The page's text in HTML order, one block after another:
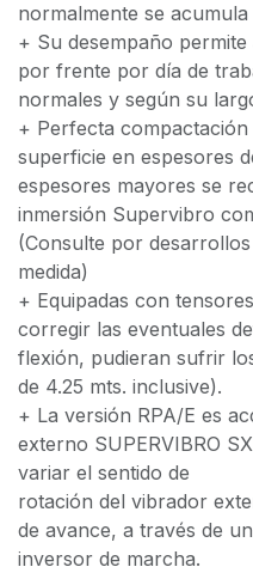
normalmente se
+ Su desempaño
por frente por día de
normales y según su
+ Perfecta compactación
superficie en espesores
espesores mayores se
inmersión Supervibro
(Consulte por
medida)
+ Equipadas con
corregir las eventuales
flexión, pudieran sufrir
de 4.25 mts. inclusive).
+ La versión RPA/E es
externo SUPERVIBRO
variar el sentido de
rotación del vibrador
de avance, a través de
inversor de marcha.